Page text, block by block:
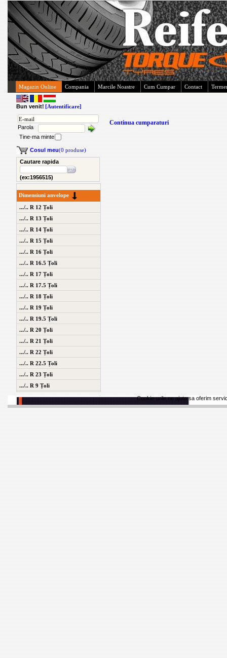
Magazin Online Compania Marcile Noastre Cum Cumpar Contact
Bun venit! [Autentificare]
Parola
Tine-ma minte
Cosul meu(0 produse)
Cautare rapida
(ex:1956515)
Dimensiuni anvelope
.../.. R 12 Țoli
.../.. R 13 Țoli
.../.. R 14 Țoli
.../.. R 15 Țoli
.../.. R 16 Țoli
.../.. R 16.5 Țoli
.../.. R 17 Țoli
.../.. R 17.5 Țoli
.../.. R 18 Țoli
.../.. R 19 Țoli
.../.. R 19.5 Țoli
.../.. R 20 Țoli
.../.. R 21 Țoli
.../.. R 22 Țoli
.../.. R 22.5 Țoli
.../.. R 23 Țoli
.../.. R 9 Țoli
Continua cumparaturi
Cookie-urile ne ajuta sa oferim